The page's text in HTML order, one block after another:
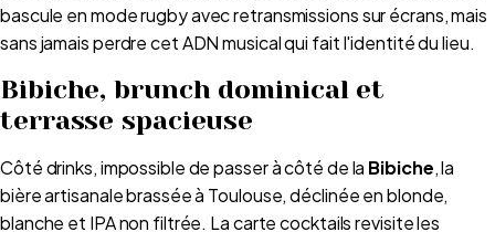
bascule en mode rugby avec retransmissions sur écrans, mais
sans jamais perdre cet ADN musical qui fait l'identité du lieu.
Bibiche, brunch dominical et
terrasse spacieuse
Côté drinks, impossible de passer à côté de la Bibiche, la
bière artisanale brassée à Toulouse, déclinée en blonde,
blanche et IPA non filtrée. La carte cocktails revisite les